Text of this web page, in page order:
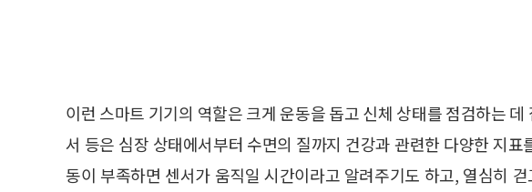
이런 스마트 기기의 역할은 크게 운동을 돕고 신체 상태를 점검하는
서 등은 심장 상태에서부터 수면의 질까지 건강과 관련한 다양한 지
동이 부족하면 센서가 움직일 시간이라고 알려주기도 하고, 열심히